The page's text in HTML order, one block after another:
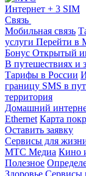
Интернет + 3 SIM
Связь
Мобильная связь
услуги Перейти в
Бонус Открытый
В путешествиях и
Тарифы в России
границу SMS в
территория
Домашний
Ethernet Карта
Оставить заявку
Сервисы для
МТС Медиа Кино
Полезное
Здоровье Сервисы